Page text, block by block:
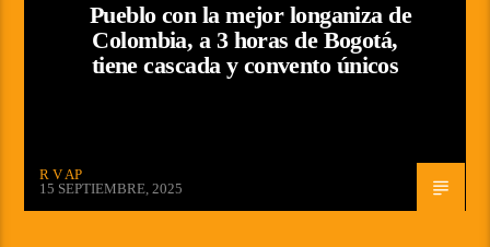
Pueblo con la mejor longaniza de
Colombia, a 3 horas de Bogotá,
tiene cascada y convento únicos
R V AP
15 SEPTIEMBRE, 2025